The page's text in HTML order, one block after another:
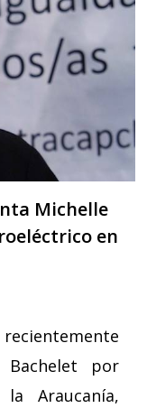
Michelle
en
por
Araucanía,